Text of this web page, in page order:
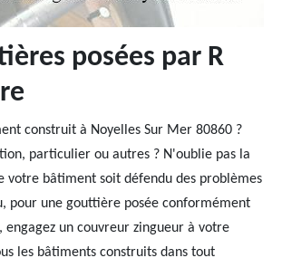
posées par R
construit à Noyelles Sur Mer 80860 ?
particulier ou autres ? N'oublie pas la
votre bâtiment soit défendu des problèmes
pour une gouttière posée conformément
engagez un couvreur zingueur à votre
les bâtiments construits dans tout